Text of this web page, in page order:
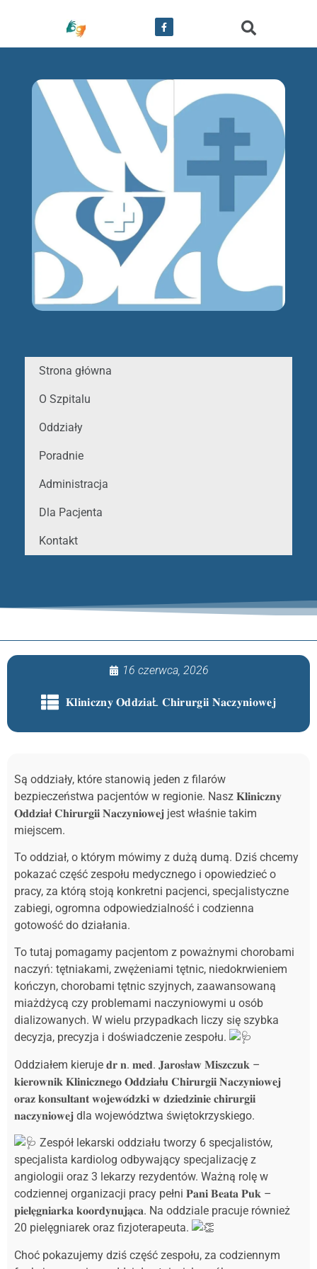
Strona główna
O Szpitalu
Oddziały
Poradnie
Administracja
Dla Pacjenta
Kontakt
16 czerwca, 2026
𝐊𝐥𝐢𝐧𝐢𝐜𝐳𝐧𝐲 𝐎𝐝𝐝𝐳𝐢𝐚Ł 𝐂𝐡𝐢𝐫𝐮𝐫𝐠𝐢𝐢 𝐍𝐚𝐜𝐳𝐲𝐧𝐢𝐨𝐰𝐞𝐣
Są oddziały, które stanowią jeden z filarów
bezpieczeństwa pacjentów w regionie. Nasz 𝐊𝐥𝐢𝐧𝐢𝐜𝐳𝐧𝐲
𝐎𝐝𝐝𝐳𝐢𝐚ł 𝐂𝐡𝐢𝐫𝐮𝐫𝐠𝐢𝐢 𝐍𝐚𝐜𝐳𝐲𝐧𝐢𝐨𝐰𝐞𝐣 jest właśnie takim
miejscem.
To oddział, o którym mówimy z dużą dumą. Dziś chcemy
pokazać część zespołu medycznego i opowiedzieć o
pracy, za którą stoją konkretni pacjenci, specjalistyczne
zabiegi, ogromna odpowiedzialność i codzienna
gotowość do działania.
To tutaj pomagamy pacjentom z poważnymi chorobami
naczyń: tętniakami, zwężeniami tętnic, niedokrwieniem
kończyn, chorobami tętnic szyjnych, zaawansowaną
miażdżycą czy problemami naczyniowymi u osób
dializowanych. W wielu przypadkach liczy się szybka
decyzja, precyzja i doświadczenie zespołu.
Oddziałem kieruje 𝐝𝐫 𝐧. 𝐦𝐞𝐝. 𝐉𝐚𝐫𝐨𝐬ł𝐚𝐰 𝐌𝐢𝐬𝐳𝐜𝐳𝐮𝐤 –
𝐤𝐢𝐞𝐫𝐨𝐰𝐧𝐢𝐤 𝐊𝐥𝐢𝐧𝐢𝐜𝐳𝐧𝐞𝐠𝐨 𝐎𝐝𝐝𝐳𝐢𝐚ł𝐮 𝐂𝐡𝐢𝐫𝐮𝐫𝐠𝐢𝐢 𝐍𝐚𝐜𝐳𝐲𝐧𝐢𝐨𝐰𝐞𝐣
𝐨𝐫𝐚𝐳 𝐤𝐨𝐧𝐬𝐮𝐥𝐭𝐚𝐧𝐭 𝐰𝐨𝐣𝐞𝐰𝐨́𝐝𝐳𝐤𝐢 𝐰 𝐝𝐳𝐢𝐞𝐝𝐳𝐢𝐧𝐢𝐞 𝐜𝐡𝐢𝐫𝐮𝐫𝐠𝐢𝐢
𝐧𝐚𝐜𝐳𝐲𝐧𝐢𝐨𝐰𝐞𝐣 dla województwa świętokrzyskiego.
Zespół lekarski oddziału tworzy 6 specjalistów,
specjalista kardiolog odbywający specjalizację z
angiologii oraz 3 lekarzy rezydentów. Ważną rolę w
codziennej organizacji pracy pełni 𝐏𝐚𝐧𝐢 𝐁𝐞𝐚𝐭𝐚 𝐏𝐮𝐤 –
𝐩𝐢𝐞𝐥𝐞̨𝐠𝐧𝐢𝐚𝐫𝐤𝐚 𝐤𝐨𝐨𝐫𝐝𝐲𝐧𝐮𝐣𝐚̨𝐜𝐚. Na oddziale pracuje również
20 pielęgniarek oraz fizjoterapeuta.
Choć pokazujemy dziś część zespołu, za codziennym